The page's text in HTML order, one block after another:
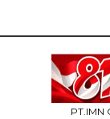
PT.IMN